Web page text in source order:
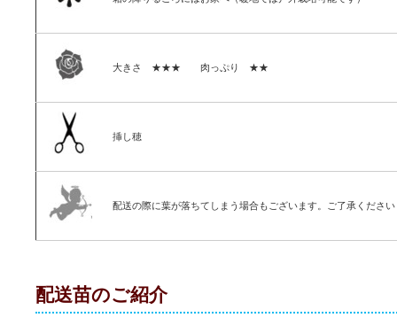
大きさ ★★★ 肉っぷり ★★
挿し穂
配送の際に葉が落ちてしまう場合もございます。ご了承くださ
配送苗のご紹介